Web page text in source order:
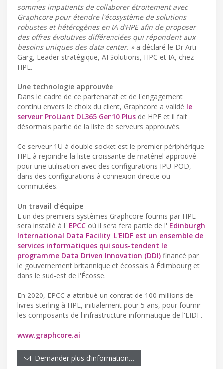
sommes impatients de collaborer étroitement avec
Graphcore pour étendre l'écosystème de solutions
robustes et hétérogènes en IA d’HPE afin de proposer
des offres évolutives différenciées qui répondent aux
besoins uniques des data center. »a déclaré le Dr Arti
Garg, Leader stratégique, AI Solutions, HPC et IA, chez
HPE.
Une technologie approuvée
Dans le cadre de ce partenariat et de l'engagement
continu envers le choix du client, Graphcore a validé le
serveur ProLiant DL365 Gen10 Plus de HPE et il fait
désormais partie de la liste de serveurs approuvés.
Ce serveur 1U à double socket est le premier périphérique
HPE à rejoindre la liste croissante de matériel approuvé
pour une utilisation avec des configurations IPU-POD,
dans des configurations à connexion directe ou
commutées.
Un travail d’équipe
L'un des premiers systèmes Graphcore fournis par HPE
sera installé à l' EPCC où il sera fera partie de l' Edinburgh
International Data Facility. L'EIDF est un ensemble de
services informatiques qui sous-tendent le
programme Data Driven Innovation (DDI) financé par
le gouvernement britannique et écossais à Édimbourg et
dans le sud-est de l'Écosse.
En 2020, EPCC a attribué un contrat de 100 millions de
livres sterling à HPE, initialement pour 5 ans, pour fournir
les composants de l'infrastructure informatique de l'EIDF.
www.graphcore.ai
Demander plus d’information…